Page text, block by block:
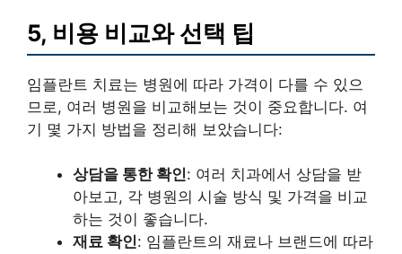
5, 비용 비교와 선택 팁
임플란트 치료는 병원에 따라 가격이 다를 수 있으
므로, 여러 병원을 비교해보는 것이 중요합니다. 여
기 몇 가지 방법을 정리해 보았습니다:
상담을 통한 확인: 여러 치과에서 상담을 받
아보고, 각 병원의 시술 방식 및 가격을 비교
하는 것이 좋습니다.
재료 확인: 임플란트의 재료나 브랜드에 따라